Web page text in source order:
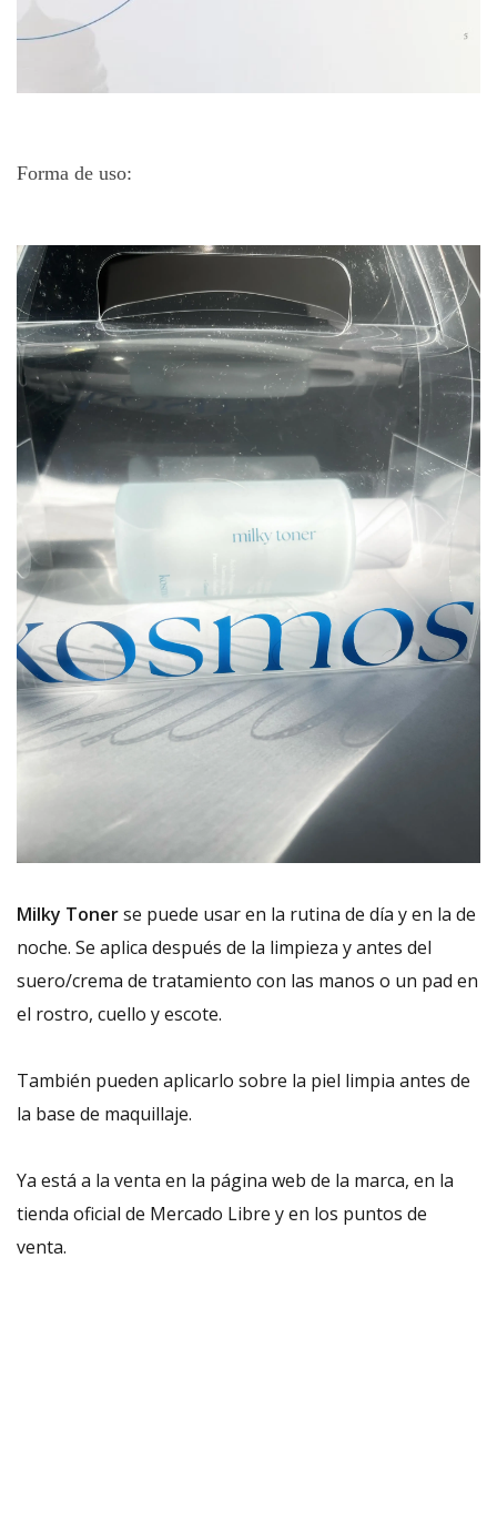
Forma de uso:
Milky Tonerse puede usar en la rutina de día y en la de
noche. Se aplica después de la limpieza y antes del
suero/crema de tratamiento con las manos o un pad en
el rostro, cuello y escote.
También pueden aplicarlo sobre la piel limpia antes de
la base de maquillaje.
Ya está a la venta en la página web de la marca, en la
tienda oficial de Mercado Libre y en los puntos de
venta.